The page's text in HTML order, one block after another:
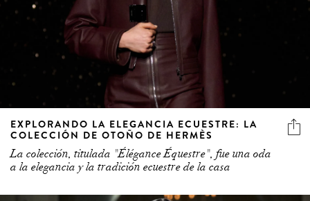
EXPLORANDO LA ELEGANCIA ECUESTRE: LA
COLECCIÓN DE OTOÑO DE HERMÈS
La colección, titulada "Élégance Équestre", fue una oda
a la elegancia y la tradición ecuestre de la casa